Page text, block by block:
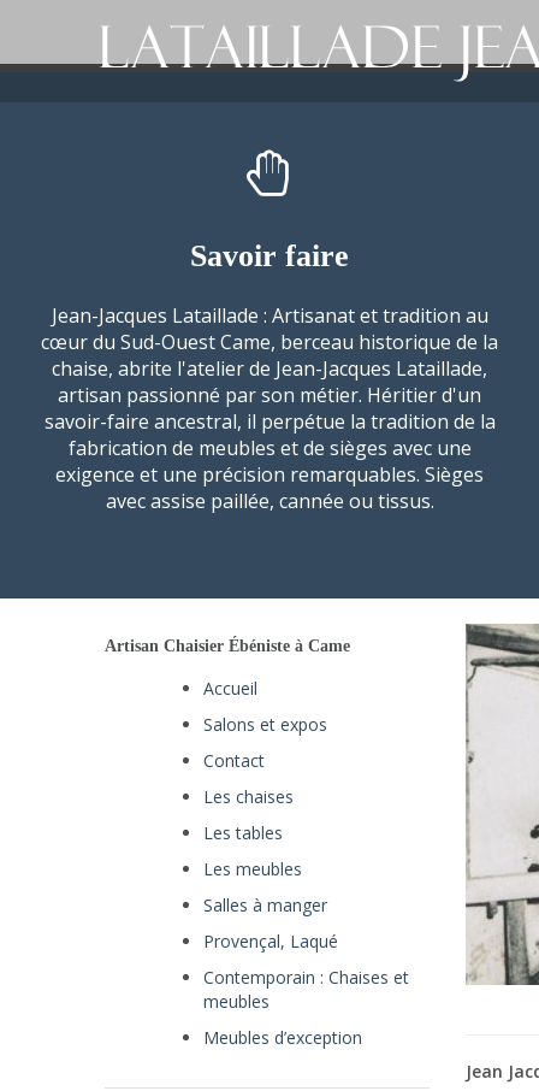
content
Savoir faire
Jean-Jacques Lataillade : Artisanat et tradition au
cœur du Sud-Ouest Came, berceau historique de la
chaise, abrite l'atelier de Jean-Jacques Lataillade,
artisan passionné par son métier. Héritier d'un
savoir-faire ancestral, il perpétue la tradition de la
fabrication de meubles et de sièges avec une
exigence et une précision remarquables. Sièges
avec assise paillée, cannée ou tissus.
Artisan Chaisier Ébéniste à Came
Accueil
Salons et expos
Contact
Les chaises
Les tables
Les meubles
Salles à manger
Provençal, Laqué
Contemporain : Chaises et
meubles
Meubles d’exception
Jean